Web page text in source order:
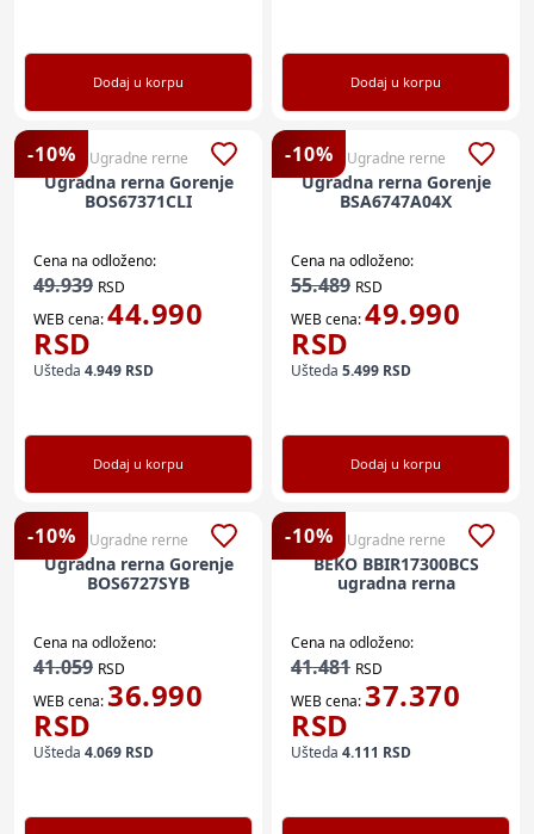
Dodaj u korpu Dodaj u korpu
-10% Ugradne rerne
Ugradna rerna Gorenje
BOS67371CLI
Cena na odloženo:
49.939 RSD
WEB cena:44.990
RSD
Ušteda 4.949 RSD
Dodaj u korpu
-10% Ugradne rerne
Ugradna rerna Gorenje
BSA6747A04X
Cena na odloženo:
55.489 RSD
WEB cena:49.990
RSD
Ušteda 5.499 RSD
Dodaj u korpu
-10% Ugradne rerne
Ugradna rerna Gorenje
BOS6727SYB
Cena na odloženo:
41.059 RSD
WEB cena:36.990
RSD
Ušteda 4.069 RSD
-10% Ugradne rerne
BEKO BBIR17300BCS
ugradna rerna
Cena na odloženo:
41.481 RSD
WEB cena:37.370
RSD
Ušteda 4.111 RSD